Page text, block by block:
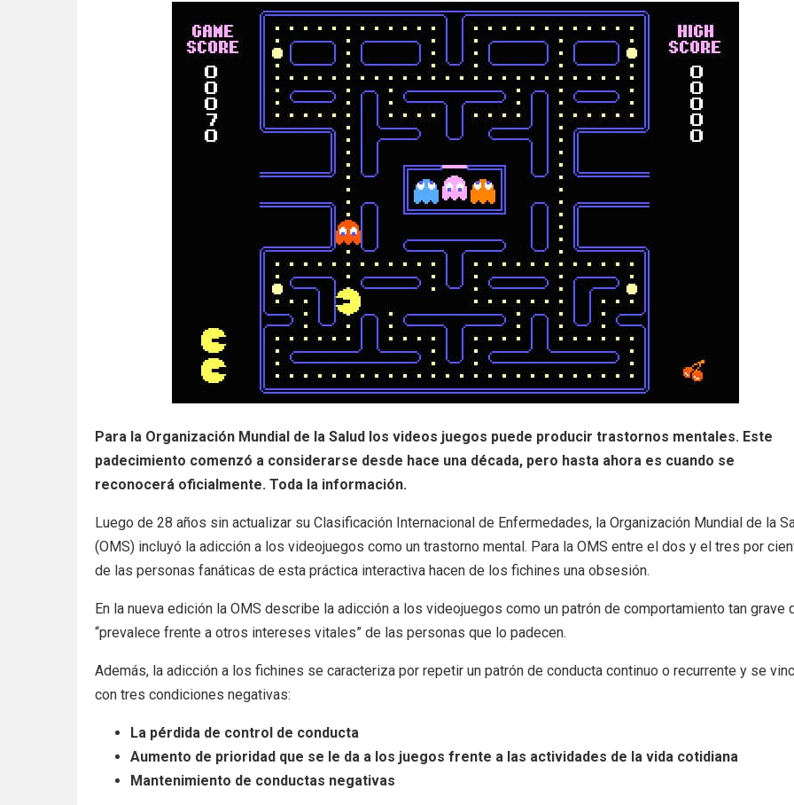
Para la Organización Mundial de la Salud los videos juegos puede producir trastornos mentales. Este
padecimiento comenzó a considerarse desde hace una década, pero hasta ahora es cuando se
reconocerá oficialmente. Toda la información.
Luego de 28 años sin actualizar su Clasificación Internacional de Enfermedades, la Organización Mundial de la
(OMS) incluyó la adicción a los videojuegos como un trastorno mental. Para la OMS entre el dos y el tres por
de las personas fanáticas de esta práctica interactiva hacen de los fichines una obsesión.
En la nueva edición la OMS describe la adicción a los videojuegos como un patrón de comportamiento tan grave
“prevalece frente a otros intereses vitales” de las personas que lo padecen.
Además, la adicción a los fichines se caracteriza por repetir un patrón de conducta continuo o recurrente y se
con tres condiciones negativas:
La pérdida de control de conducta
Aumento de prioridad que se le da a los juegos frente a las actividades de la vida cotidiana
Mantenimiento de conductas negativas